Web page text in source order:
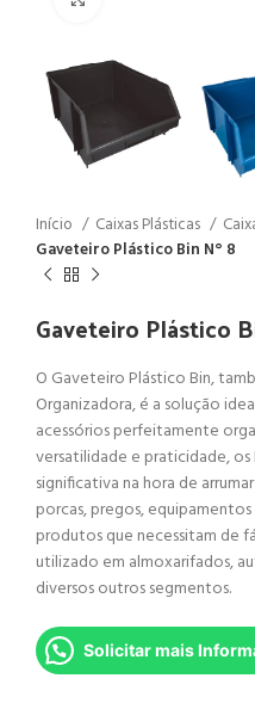
Início Caixas Plásticas
Gaveteiro Plástico Bin N° 8
Gaveteiro Plástico
O Gaveteiro Plástico Bin,
Organizadora, é a solução
acessórios perfeitamente
versatilidade e praticidade,
significativa na hora de
porcas, pregos,
produtos que necessitam de
utilizado em almoxarifados,
diversos outros segmentos.
Solicitar mais